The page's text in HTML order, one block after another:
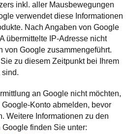
inkl. aller Mausbewegungen
verwendet diese Informationen
Nach Angaben von Google
übermittelte IP-Adresse nicht
von Google zusammengeführt.
zu diesem Zeitpunkt bei Ihrem
sind.
an Google nicht möchten,
Konto abmelden, bevor
Weitere Informationen zu den
finden Sie unter: